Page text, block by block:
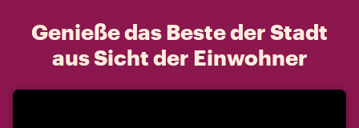
Genieße das Beste der Stadt
aus Sicht der Einwohner